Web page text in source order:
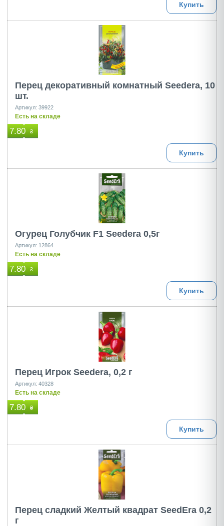
Купить
Перец декоративный комнатный Seedera, 10
шт.
Артикул: 39922
Есть на складе
7.80 ₴
Купить
Огурец Голубчик F1 Seedera 0,5г
Артикул: 12864
Есть на складе
7.80 ₴
Купить
Перец Игрок Seedera, 0,2 г
Артикул: 40328
Есть на складе
7.80 ₴
Купить
Перец сладкий Желтый квадрат SeedEra 0,2
г